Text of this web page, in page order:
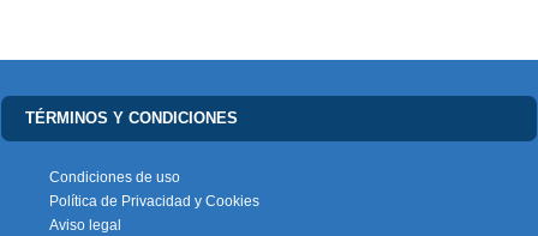
TÉRMINOS Y CONDICIONES
Condiciones de uso
Política de Privacidad y Cookies
Aviso legal